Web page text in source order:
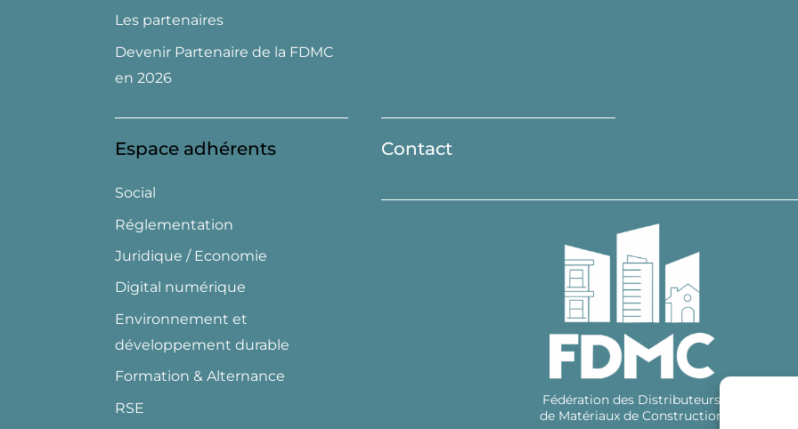
Les partenaires
Devenir Partenaire de la FDMC
en 2026
Espace adhérents
Social
Réglementation
Juridique / Economie
Digital numérique
Environnement et
développement durable
Formation & Alternance
RSE
Contact
Fédération des Distributeurs
de Matériaux de Construction